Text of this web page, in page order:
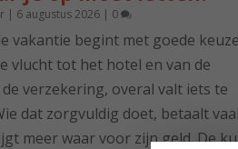
| 6 augustus 2026 | 0
vakantie begint met goede
vlucht tot het hotel en van de
verzekering, overal valt iets te
dat zorgvuldig doet, betaalt
meer waar voor zijn geld. De